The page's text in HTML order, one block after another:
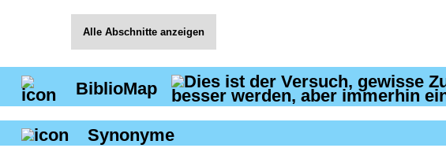
Alle Abschnitte anzeigen
BiblioMap
Synonyme